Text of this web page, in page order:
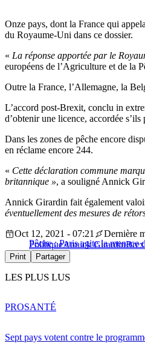
Onze pays, dont la France qui
du Royaume-Uni dans ce dossier.
« La réponse apportée par le
européens de l’Agriculture et de la
Outre la France, l’Allemagne, la
L’accord post-Brexit, conclu in
d’obtenir une licence, accordée
Dans les zones de pêche encore
en réclame encore 244.
« Cette déclaration commune
britannique », a souligné Annick
Annick Girardin fait également
éventuellement des mesures de
Pêche : Paris agite la menace
Oct 12, 2021 - 07:21
Dernière
PolitiqueAnnick Girardin
Print Partager
LES PLUS LUS
Sept pays votent contre le
PROSANTÉ